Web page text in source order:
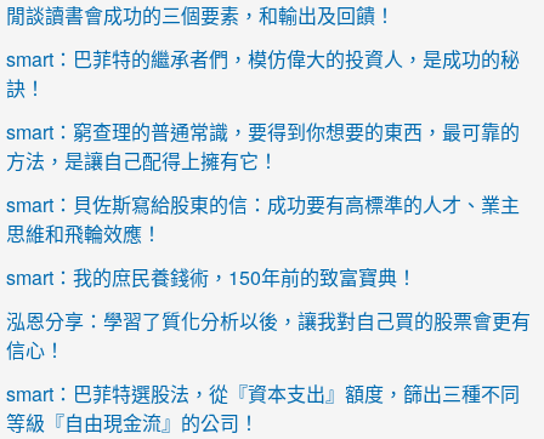
閒談讀書會成功的三個要素，和輸出及回饋！
smart：巴菲特的繼承者們，模仿偉大的投資人，是成功的秘
訣！
smart：窮查理的普通常識，要得到你想要的東西，最可靠的
方法，是讓自己配得上擁有它！
smart：貝佐斯寫給股東的信：成功要有高標準的人才、業主
思維和飛輪效應！
smart：我的庶民養錢術，150年前的致富寶典！
泓恩分享：學習了質化分析以後，讓我對自己買的股票會更有
信心！
smart：巴菲特選股法，從『資本支出』額度，篩出三種不同
等級『自由現金流』的公司！